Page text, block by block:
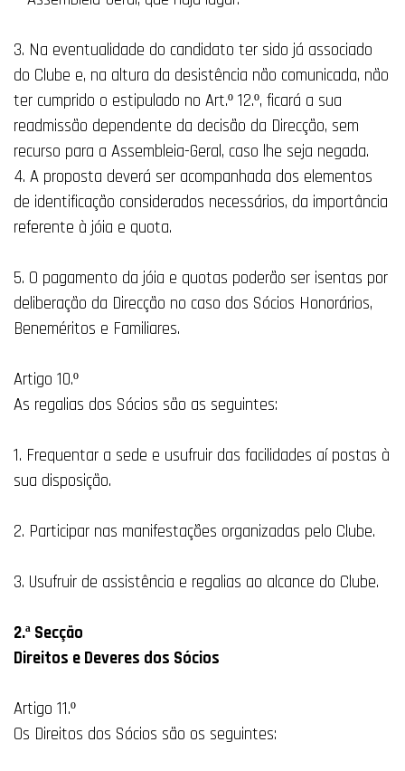
3. Na eventualidade do candidato ter sido já associado
do Clube e, na altura da desistência não comunicada, não
ter cumprido o estipulado no Art.º 12.º, ficará a sua
readmissão dependente da decisão da Direcção, sem
recurso para a Assembleia-Geral, caso lhe seja negada.
4. A proposta deverá ser acompanhada dos elementos
de identificação considerados necessários, da importância
referente à jóia e quota.
5. O pagamento da jóia e quotas poderão ser isentas por
deliberação da Direcção no caso dos Sócios Honorários,
Beneméritos e Familiares.
Artigo 10.º
As regalias dos Sócios são as seguintes:
1. Frequentar a sede e usufruir das facilidades aí postas à
sua disposição.
2. Participar nas manifestações organizadas pelo Clube.
3. Usufruir de assistência e regalias ao alcance do Clube.
2.ª Secção
Direitos e Deveres dos Sócios
Artigo 11.º
Os Direitos dos Sócios são os seguintes: